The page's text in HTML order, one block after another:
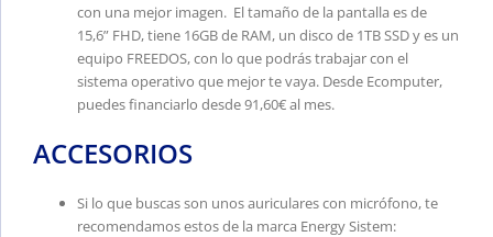
con una mejor imagen. El tamaño de la pantalla es de
15,6” FHD, tiene 16GB de RAM, un disco de 1TB SSD y es un
equipo FREEDOS, con lo que podrás trabajar con el
sistema operativo que mejor te vaya. Desde Ecomputer,
puedes financiarlo desde 91,60€ al mes.
ACCESORIOS
Si lo que buscas son unos auriculares con micrófono, te
recomendamos estos de la marca Energy Sistem: